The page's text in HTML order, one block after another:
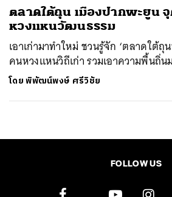
ตลาดใต้ถุน เมืองปากพะยูน
หวงแหนวัฒนธรรม
เอาเก่ามาทำใหม่ ชวนรู้จัก ‘ตลาดใต้
คนหวงแหนวิถีเก่า รวมเอาความพื้นถิ่
โดยพิพัฒน์พงษ์ ศรีวิชัย
FOLLOW US